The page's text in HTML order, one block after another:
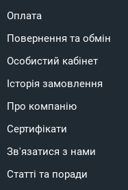
Оплата
Повернення та обмін
Особистий кабінет
Історія замовлення
Про компанію
Сертифікати
Зв'язатися з нами
Статті та поради